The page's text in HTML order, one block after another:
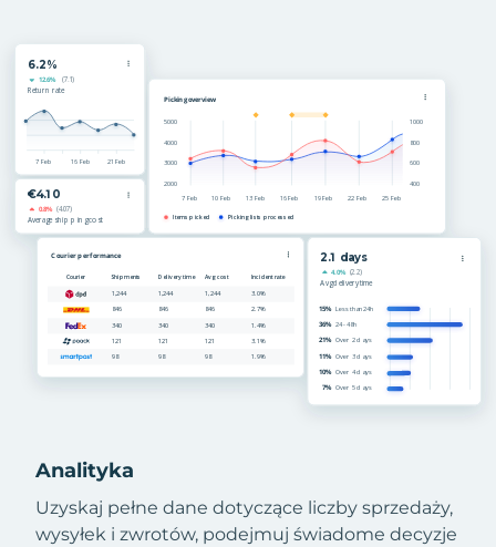
Analityka
Uzyskaj pełne dane dotyczące liczby sprzedaży,
wysyłek i zwrotów, podejmuj świadome decyzje